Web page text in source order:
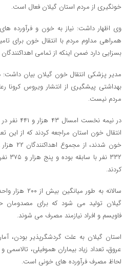
خونگیری از مردم استان گیلان فعال است.
وی اظهار داشت: نیاز به خون و فرآورده
همراهی مداوم مردم با انتقال خون برای
بسزایی دارد ضمن اینکه از تمامی
مدیر پزشکی انتقال خون گیلان بیان داشت:
بهداشتی پیشگیری از انتشار ویروس
مردم نیست.
در نیمه
۳۳۲
کردند.
سالانه به
گیلان تولید می شود که برای مصدومان
فاویسم و افراد نیازمند مصرف می شوند.
استان گیلان به علت گردشگرپذیر بودن،
عروق، تعداد زیاد بیماران هموفیلی،
لحاظ مصرف فرآورده های خونی است.